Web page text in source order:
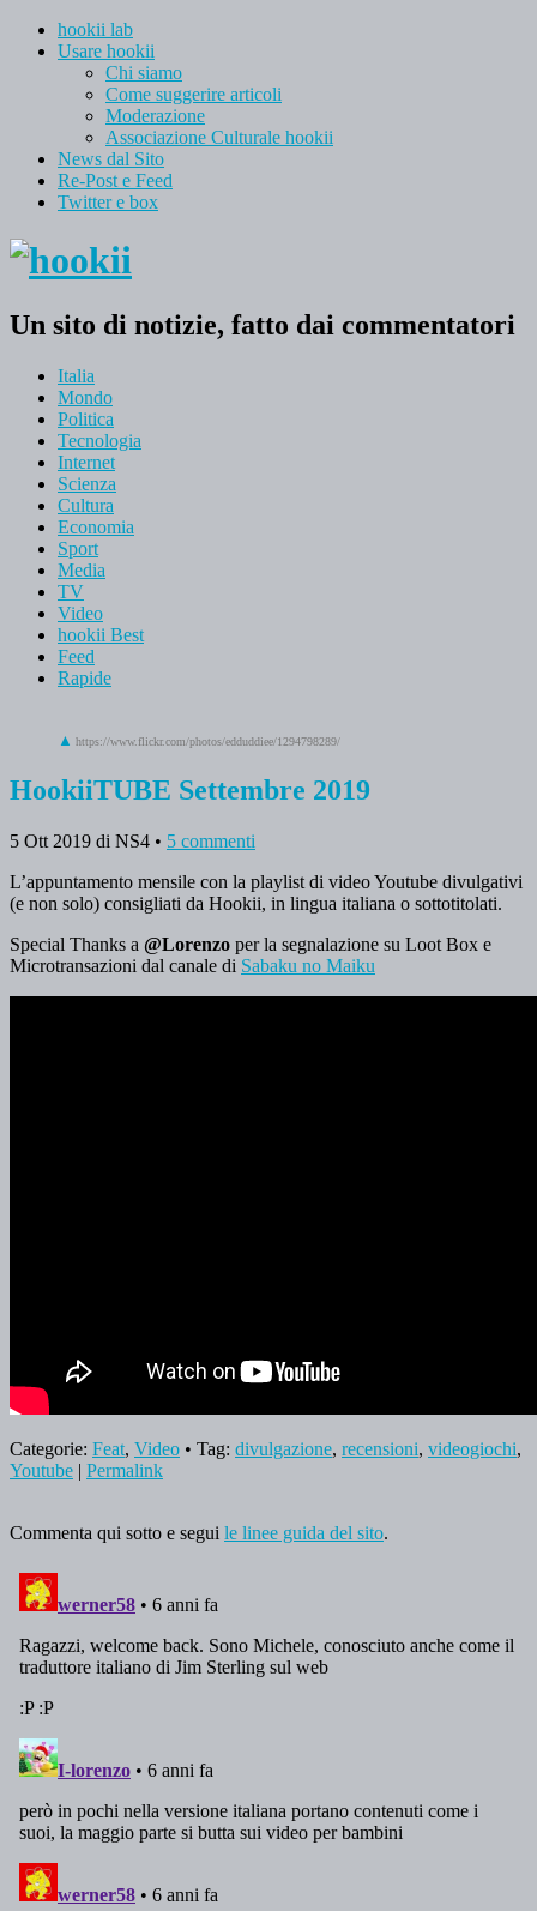
hookii lab
Usare hookii
Chi siamo
Come suggerire articoli
Moderazione
Associazione Culturale hookii
News dal Sito
Re-Post e Feed
Twitter e box
Un sito di notizie, fatto dai commentatori
Italia
Mondo
Politica
Tecnologia
Internet
Scienza
Cultura
Economia
Sport
Media
TV
Video
hookii Best
Feed
Rapide
https://www.flickr.com/photos/edduddiee/1294798289/
HookiiTUBE Settembre 2019
5 Ott 2019 di NS4 • 5 commenti
L’appuntamento mensile con la playlist di video Youtube divulgativi
(e non solo) consigliati da Hookii, in lingua italiana o sottotitolati.
Special Thanks a @Lorenzo per la segnalazione su Loot Box e
Microtransazioni dal canale di Sabaku no Maiku
Categorie: Feat, Video • Tag: divulgazione, recensioni, videogiochi,
Youtube | Permalink
Commenta qui sotto e segui le linee guida del sito.